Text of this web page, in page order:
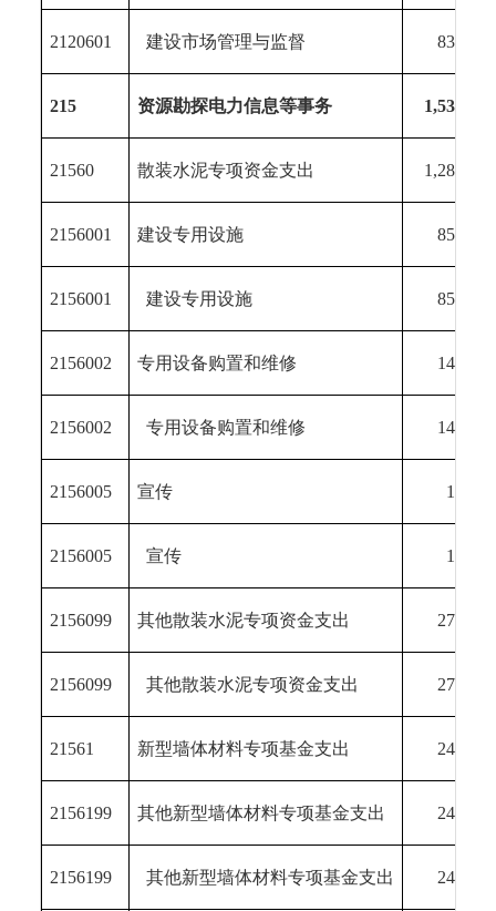
2120601 建设市场管理与监督 836.18
215 资源勘探电力信息等事务 1,530.74
21560 散装水泥专项资金支出 1,281.74
2156001 建设专用设施 850.00
2156001 建设专用设施 850.00
2156002 专用设备购置和维修 140.00
2156002 专用设备购置和维修 140.00
2156005 宣传 19.73
2156005 宣传 19.73
2156099 其他散装水泥专项资金支出 272.01
2156099 其他散装水泥专项资金支出 272.01
21561 新型墙体材料专项基金支出 249.00
2156199 其他新型墙体材料专项基金支出 249.00
2156199 其他新型墙体材料专项基金支出 249.00